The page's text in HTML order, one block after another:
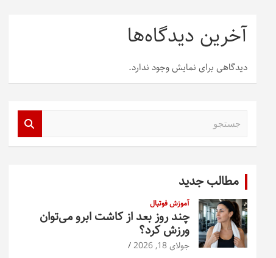
آخرین دیدگاه‌ها
دیدگاهی برای نمایش وجود ندارد.
مطالب جدید
آموزش فوتبال
چند روز بعد از کاشت ابرو می‌توان
ورزش کرد؟
جولای 18, 2026